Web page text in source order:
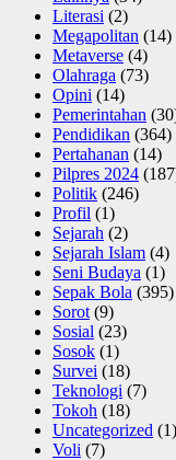
Literasi (2)
Megapolitan (14)
Metaverse (4)
Olahraga (73)
Opini (14)
Pemerintahan
Pendidikan (364)
Pertahanan (14)
Pilpres 2024
Politik (246)
Profil (1)
Sejarah (2)
Sejarah Islam (4)
Seni Budaya (1)
Sepak Bola (395)
Sorot (9)
Sosial (23)
Sosok (1)
Survei (18)
Teknologi (7)
Tokoh (18)
Uncategorized (1)
Voli (7)